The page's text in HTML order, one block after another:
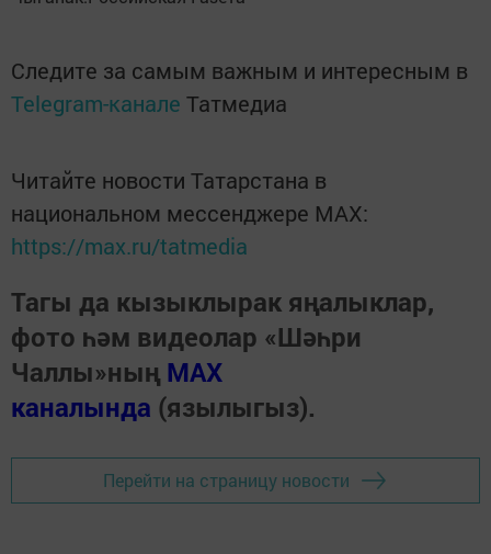
Следите за самым важным и интересным в
Telegram-канале Татмедиа
Читайте новости Татарстана в
национальном мессенджере MАХ:
https://max.ru/tatmedia
Тагы да кызыклырак яңалыклар,
фото һәм видеолар «Шәһри
Чаллы»ның MAX
каналында (язылыгыз).
Перейти на страницу новости